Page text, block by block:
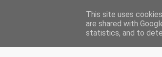
This site uses
are shared with
statistics, and to